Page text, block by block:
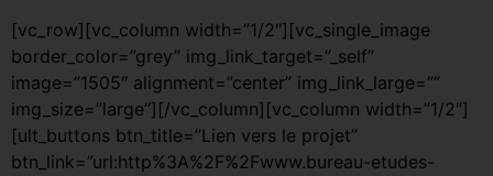
[vc_row][vc_column width=”1/2″][vc_single_image
border_color=”grey” img_link_target=”_self”
image=”1505″ alignment=”center” img_link_large=””
img_size=”large”][/vc_column][vc_column width=”1/2″]
[ult_buttons btn_title=”Lien vers le projet”
btn_link=”url:http%3A%2F%2Fwww.bureau-etudes-